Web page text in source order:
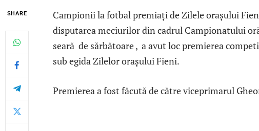
SHARE
Campionii la fotbal premiați de Zilele orașului
disputarea meciurilor din cadrul Campionatului
seară de sărbătoare , a avut loc premierea
sub egida Zilelor orașului Fieni.
Premierea a fost făcută de către viceprimarul